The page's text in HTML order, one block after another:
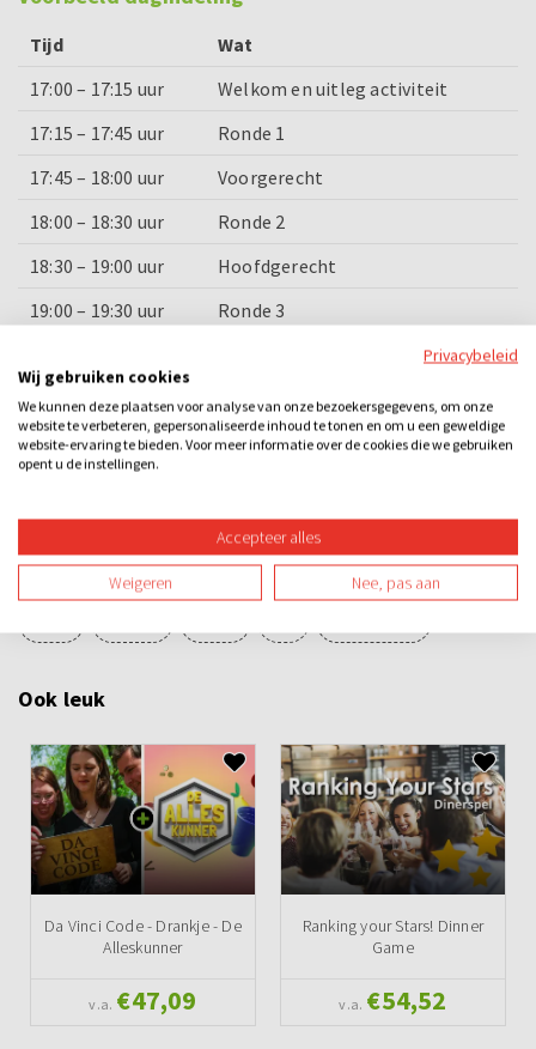
Tijd
Wat
17:00 – 17:15 uur
Welkom en uitleg activiteit
17:15 – 17:45 uur
Ronde 1
17:45 – 18:00 uur
Voorgerecht
18:00 – 18:30 uur
Ronde 2
18:30 – 19:00 uur
Hoofdgerecht
19:00 – 19:30 uur
Ronde 3
19:45 – 20:00 uur
Prijsuitreiking en afsluiting
Categorieën
Dinner games Quizzen Losse activiteiten Bedrijfsuitje
Familie-uitje Teamuitje Groepsuitje Vrijgezellenuitje
Ook leuk
Da Vinci Code - Drankje - De
Alleskunner
v.a. €47,09
Ranking your Stars! Dinner
Game
v.a. €54,52
Privacybeleid
Wij gebruiken cookies
We kunnen deze plaatsen voor analyse van onze bezoekersgegevens, om onze
website te verbeteren, gepersonaliseerde inhoud te tonen en om u een geweldige
website-ervaring te bieden. Voor meer informatie over de cookies die we gebruiken
opent u de instellingen.
Accepteer alles
Weigeren Nee, pas aan